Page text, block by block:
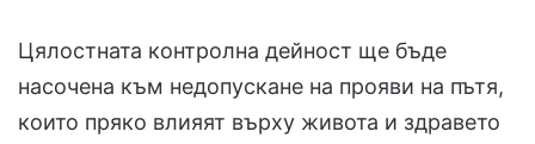
Цялостната контролна дейност ще бъде
насочена към недопускане на прояви на пътя,
които пряко влияят върху живота и здравето